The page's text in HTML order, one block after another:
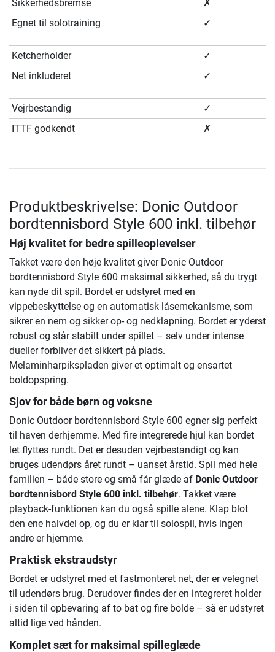
Sikkerhedsbremse
✗
Egnet til solotraining
✓
Ketcherholder
✓
Net inkluderet
✓
Vejrbestandig
✓
ITTF godkendt
✗
Produktbeskrivelse: Donic Outdoor
bordtennisbord Style 600 inkl. tilbehør
Høj kvalitet for bedre spilleoplevelser
Takket være den høje kvalitet giver Donic Outdoor
bordtennisbord Style 600 maksimal sikkerhed, så du trygt
kan nyde dit spil. Bordet er udstyret med en
vippebeskyttelse og en automatisk låsemekanisme, som
sikrer en nem og sikker op- og nedklapning. Bordet er yderst
robust og står stabilt under spillet – selv under intense
dueller forbliver det sikkert på plads.
Melaminharpikspladen giver et optimalt og ensartet
boldopspring.
Sjov for både børn og voksne
Donic Outdoor bordtennisbord Style 600 egner sig perfekt
til haven derhjemme. Med fire integrerede hjul kan bordet
let flyttes rundt. Det er desuden vejrbestandigt og kan
bruges udendørs året rundt – uanset årstid. Spil med hele
familien – både store og små får glæde af Donic Outdoor
bordtennisbord Style 600 inkl. tilbehør. Takket være
playback-funktionen kan du også spille alene. Klap blot
den ene halvdel op, og du er klar til solospil, hvis ingen
andre er hjemme.
Praktisk ekstraudstyr
Bordet er udstyret med et fastmonteret net, der er velegnet
til udendørs brug. Derudover findes der en integreret holder
i siden til opbevaring af to bat og fire bolde – så er udstyret
altid lige ved hånden.
Komplet sæt for maksimal spilleglæde